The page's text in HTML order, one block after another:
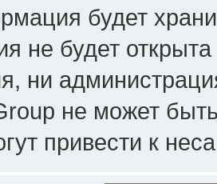
будет
не будет
ни
не может
привести к